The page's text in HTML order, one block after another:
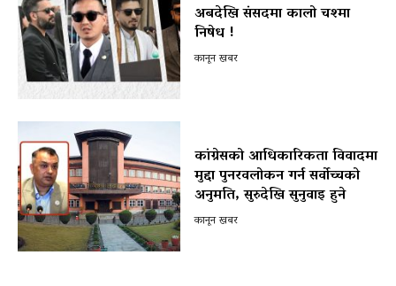
अबदेखि संसदमा कालो चश्मा
निषेध !
कानून खबर
कांग्रेसको आधिकारिकता विवादमा
मुद्दा पुनरवलोकन गर्न सर्वोच्चको
अनुमति, सुरुदेखि सुनुवाइ हुने
कानून खबर